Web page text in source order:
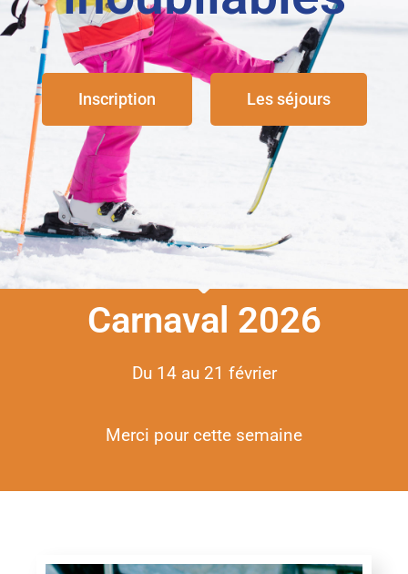
Inscription Les séjours
Carnaval 2026
Du 14 au 21 février
Merci pour cette semaine